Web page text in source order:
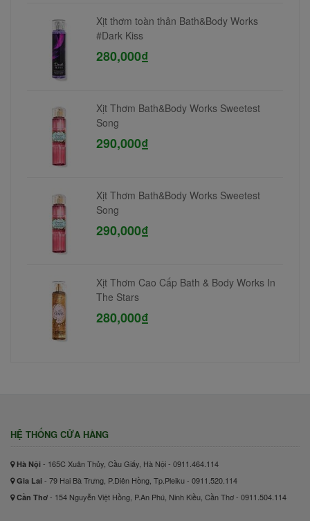
Xịt thơm toàn thân Bath&Body Works
#Dark Kiss
280,000₫
Xịt Thơm Bath&Body Works Sweetest
Song
290,000₫
Xịt Thơm Bath&Body Works Sweetest
Song
290,000₫
Xịt Thơm Cao Cấp Bath & Body Works In
The Stars
280,000₫
HỆ THỐNG CỬA HÀNG
Hà Nội - 165C Xuân Thủy, Cầu Giấy, Hà Nội - 0911.464.114
Gia Lai - 79 Hai Bà Trưng, P.Diên Hồng, Tp.Pleiku - 0911.520.114
Cần Thơ - 154 Nguyễn Việt Hồng, P.An Phú, Ninh Kiều, Cần Thơ - 0911.504.114